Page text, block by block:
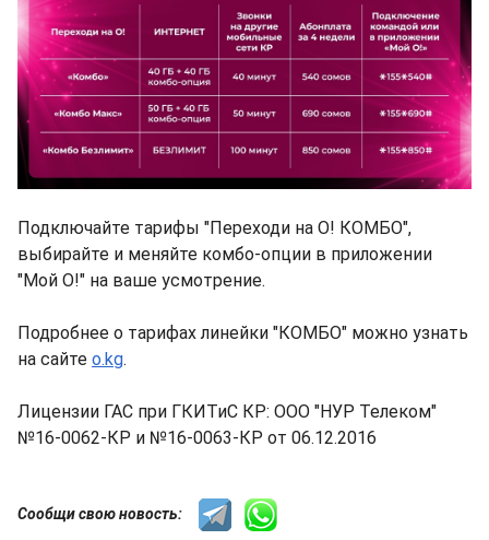
Подключайте тарифы "Переходи на О! КОМБО",
выбирайте и меняйте комбо-опции в приложении
"Мой О!" на ваше усмотрение.
Подробнее о тарифах линейки "КОМБО" можно узнать
на сайте o.kg.
Лицензии ГАС при ГКИТиС КР: ООО "НУР Телеком"
№16-0062-КР и №16-0063-КР от 06.12.2016
Сообщи свою новость: